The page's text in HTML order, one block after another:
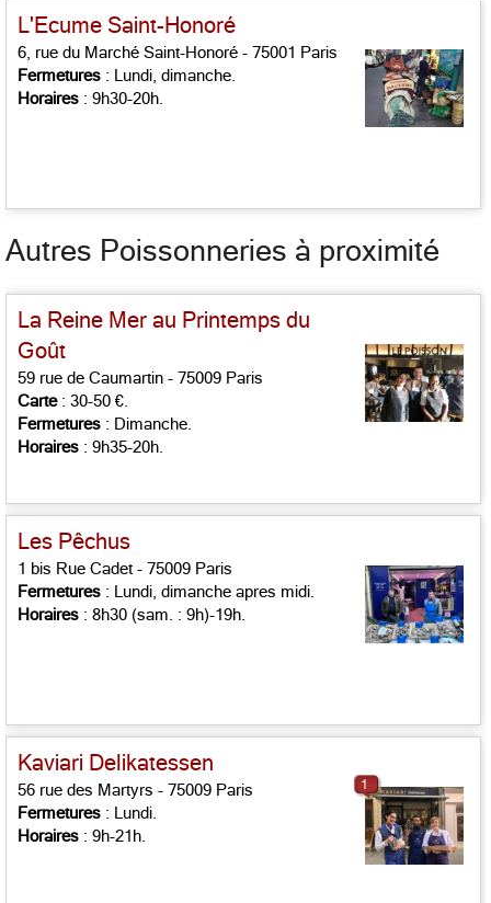
L'Ecume Saint-Honoré
6, rue du Marché Saint-Honoré - 75001 Paris
Fermetures : Lundi, dimanche.
Horaires : 9h30-20h.
Autres Poissonneries à proximité
La Reine Mer au Printemps du
Goût
59 rue de Caumartin - 75009 Paris
Carte: 30-50 €.
Fermetures : Dimanche.
Horaires : 9h35-20h.
Les Pêchus
1 bis Rue Cadet - 75009 Paris
Fermetures : Lundi, dimanche apres midi.
Horaires : 8h30 (sam. : 9h)-19h.
Kaviari Delikatessen
56 rue des Martyrs - 75009 Paris
Fermetures : Lundi.
Horaires : 9h-21h.
1